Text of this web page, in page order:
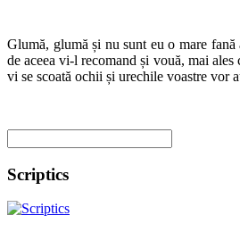
Glumă, glumă și nu sunt eu o mare
de aceea vi-l recomand și vouă, mai
vi se scoată ochii și urechile voastre vor
Scriptics